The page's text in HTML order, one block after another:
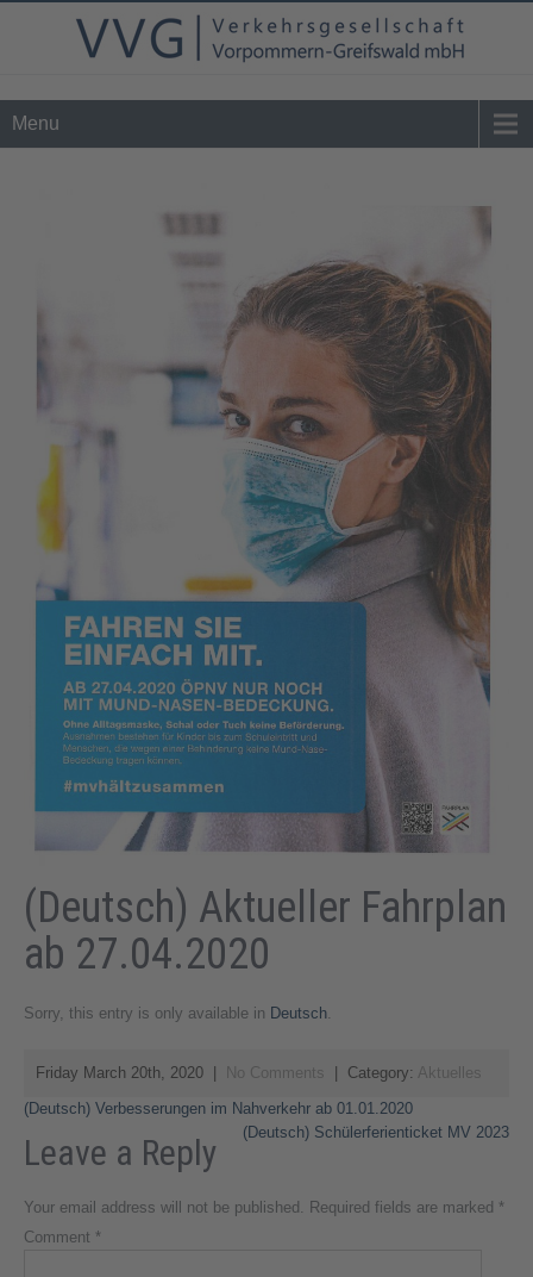
Tel. 0 39 76 - 24 02 - 0info@vvg-bus.de
Menu
(Deutsch) Aktueller Fahrplan
ab 27.04.2020
Sorry, this entry is only available in Deutsch.
Friday March 20th, 2020 No Comments | Category: Aktuelles
Post
navigation
(Deutsch) Verbesserungen im Nahverkehr ab 01.01.2020
(Deutsch) Schülerferienticket MV 2023
Leave a Reply
Your email address will not be published. Required fields are marked *
Comment *